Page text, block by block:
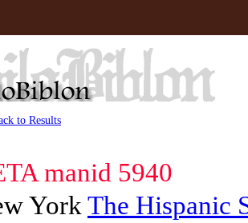
to Results
manid 5940
York The Hispanic